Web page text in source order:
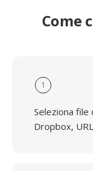
Come
1
Seleziona file
Dropbox,